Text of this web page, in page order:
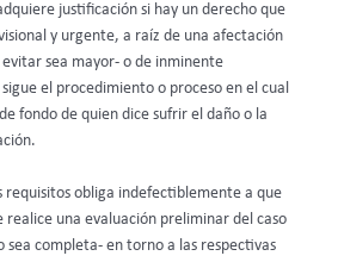
justificación si hay un derecho que
y urgente, a raíz de una afectación
evitar sea mayor- o de inminente
el procedimiento o proceso en el cual
fondo de quien dice sufrir el daño o la
requisitos obliga indefectiblemente a que
realice una evaluación preliminar del caso
sea completa- en torno a las respectivas